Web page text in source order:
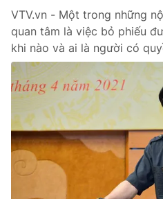
VTV.vn - Một trong những
quan tâm là việc bỏ phiếu
khi nào và ai là người có